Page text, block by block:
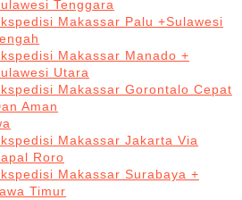
Tenggara
Makassar Palu +Sulawesi
Makassar Manado +
Utara
Makassar Gorontalo Cepat
Aman
Makassar Jakarta Via
Roro
Makassar Surabaya +
Timur